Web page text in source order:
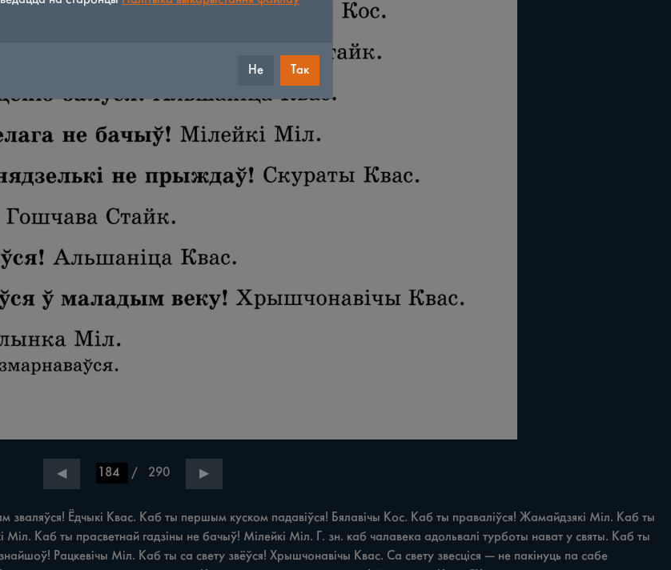
◀ / 290 ▶
Ёдчыкі Квас. Каб ты першым куском падавіўся! Бялавічы Кос. Каб ты праваліўся! Жамайдзякі Міл. Каб ты
Каб ты прасветнай гадзіны не бачыў! Мілейкі Міл. Г. зн. каб чалавека адольвалі турботы нават у святы. Каб ты
Рацкевічы Міл. Каб ты ca свету звёўся! Хрышчонавічы Квас. Ca свету звесціся — не пакінуць па сабе
Не Так